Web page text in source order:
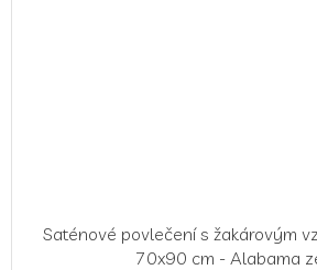
Saténové povlečení s žakárovým
70x90 cm - Alabama